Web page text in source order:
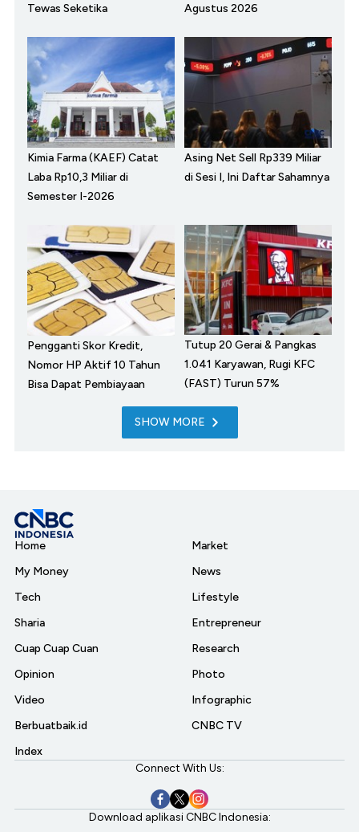
Tewas Seketika
Agustus 2026
Kimia Farma (KAEF) Catat
Laba Rp10,3 Miliar di
Semester I-2026
Asing Net Sell Rp339 Miliar
di Sesi I, Ini Daftar Sahamnya
Pengganti Skor Kredit,
Nomor HP Aktif 10 Tahun
Bisa Dapat Pembiayaan
Tutup 20 Gerai & Pangkas
1.041 Karyawan, Rugi KFC
(FAST) Turun 57%
SHOW MORE
Home
My Money
Tech
Sharia
Cuap Cuap Cuan
Opinion
Video
Berbuatbaik.id
Index
Market
News
Lifestyle
Entrepreneur
Research
Photo
Infographic
CNBC TV
Connect With Us:
Download aplikasi CNBC Indonesia: